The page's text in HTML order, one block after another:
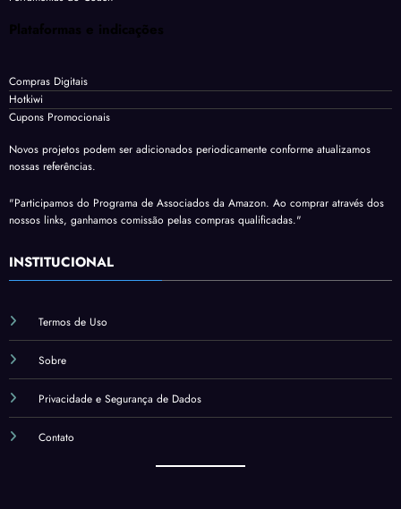
Plataformas e indicações
Compras Digitais
Hotkiwi
Cupons Promocionais
Novos projetos podem ser adicionados periodicamente conforme atualizamos
nossas referências.
"Participamos do Programa de Associados da Amazon. Ao comprar através dos
nossos links, ganhamos comissão pelas compras qualificadas."
INSTITUCIONAL
Termos de Uso
Sobre
Privacidade e Segurança de Dados
Contato